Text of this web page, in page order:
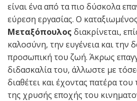
είναι ένα από τα πιο δύσκολα
εύρεση εργασίας. Ο καταξιωμένος
Μεταξόπουλος διακρίνεται,
καλοσύνη, την ευγένεια και την
προσωπική του ζωή. Άκρως
διδασκαλία του, άλλωστε με
διαθέτει και έχοντας πατέρα
της χρυσής εποχής του